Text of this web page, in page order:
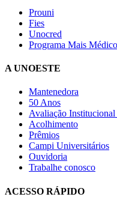
Prouni
Fies
Unocred
Programa Mais
A UNOESTE
Mantenedora
50 Anos
Avaliação
Acolhimento
Prêmios
Campi Universitários
Ouvidoria
Trabalhe conosco
ACESSO RÁPIDO